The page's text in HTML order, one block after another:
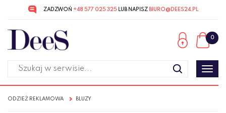
do menu
głównego
do
menu
w
ZADZWOŃ +48 577 025 325LUB NAPISZ BIURO@DEES24.PL
0
ODZIEŻ REKLAMOWA BLUZY